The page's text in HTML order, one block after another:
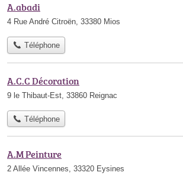
A.abadi
4 Rue André Citroën, 33380 Mios
Téléphone
A.C.C Décoration
9 le Thibaut-Est, 33860 Reignac
Téléphone
A.M Peinture
2 Allée Vincennes, 33320 Eysines